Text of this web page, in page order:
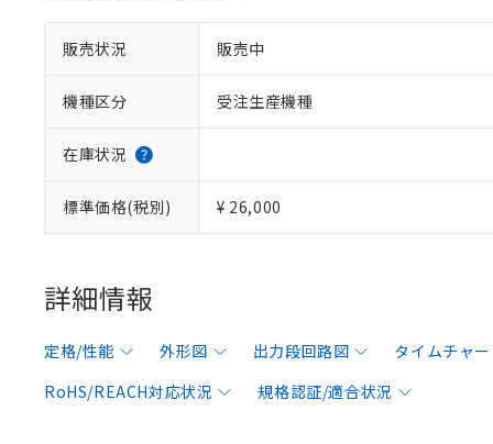
販売状況 販売中
機種区分 受注生産機種
在庫状況
標準価格(税別) ¥ 26,000
詳細情報
定格/性能 外形図 出力段回路図 タイムチャー
RoHS/REACH対応状況
規格認証/適合状況